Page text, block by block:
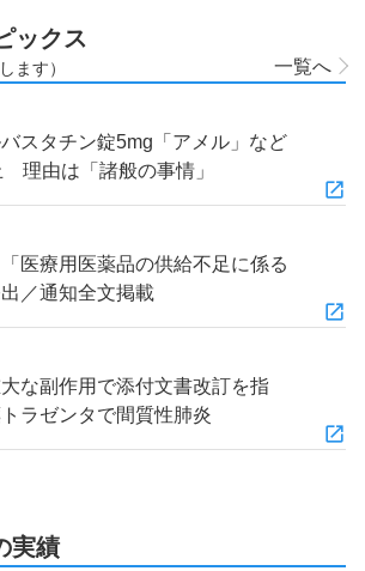
ックス
ます） 一覧へ
スタチン錠5mg「アメル」など
理由は「諸般の事情」
「医療用医薬品の供給不足に係る
／通知全文掲載
な副作用で添付文書改訂を指
ラゼンタで間質性肺炎
実績